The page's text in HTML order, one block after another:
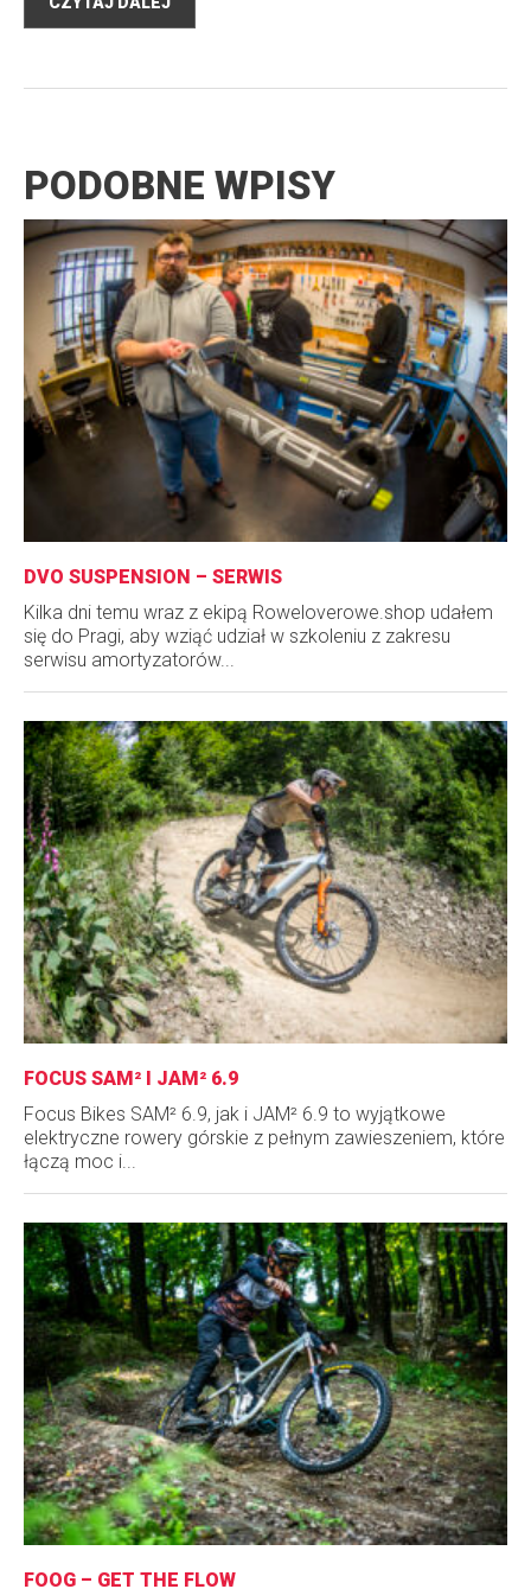
PODOBNE WPISY
DVO SUSPENSION – SERWIS
Kilka dni temu wraz z ekipą Roweloverowe.shop udałem
się do Pragi, aby wziąć udział w szkoleniu z zakresu
serwisu amortyzatorów...
FOCUS SAM² I JAM² 6.9
Focus Bikes SAM² 6.9, jak i JAM² 6.9 to wyjątkowe
elektryczne rowery górskie z pełnym zawieszeniem, które
łączą moc i...
FOOG – GET THE FLOW